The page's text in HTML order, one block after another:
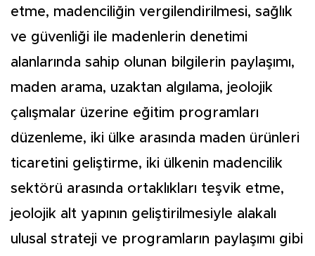
etme, madenciliğin vergilendirilmesi, sağlık
ve güvenliği ile madenlerin denetimi
alanlarında sahip olunan bilgilerin paylaşımı,
maden arama, uzaktan algılama, jeolojik
çalışmalar üzerine eğitim programları
düzenleme, iki ülke arasında maden ürünleri
ticaretini geliştirme, iki ülkenin madencilik
sektörü arasında ortaklıkları teşvik etme,
jeolojik alt yapının geliştirilmesiyle alakalı
ulusal strateji ve programların paylaşımı gibi